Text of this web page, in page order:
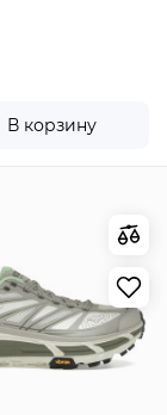
В корзину